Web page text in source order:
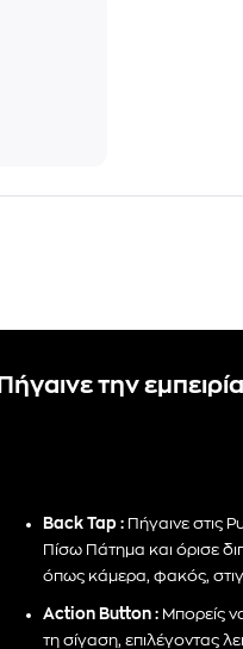
Πήγαινε την
Back Tap : Πήγαινε στις
Πίσω Πάτημα και όρισε
όπως κάμερα, φακός,
Action Button : Μπορείς
τη σίγαση, επιλέγοντας